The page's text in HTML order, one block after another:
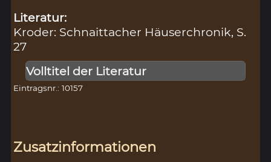
Literatur:
Kroder: Schnaittacher Häuserchronik, S.
27
Volltitel der Literatur
Eintragsnr.: 10157
Zusatzinformationen